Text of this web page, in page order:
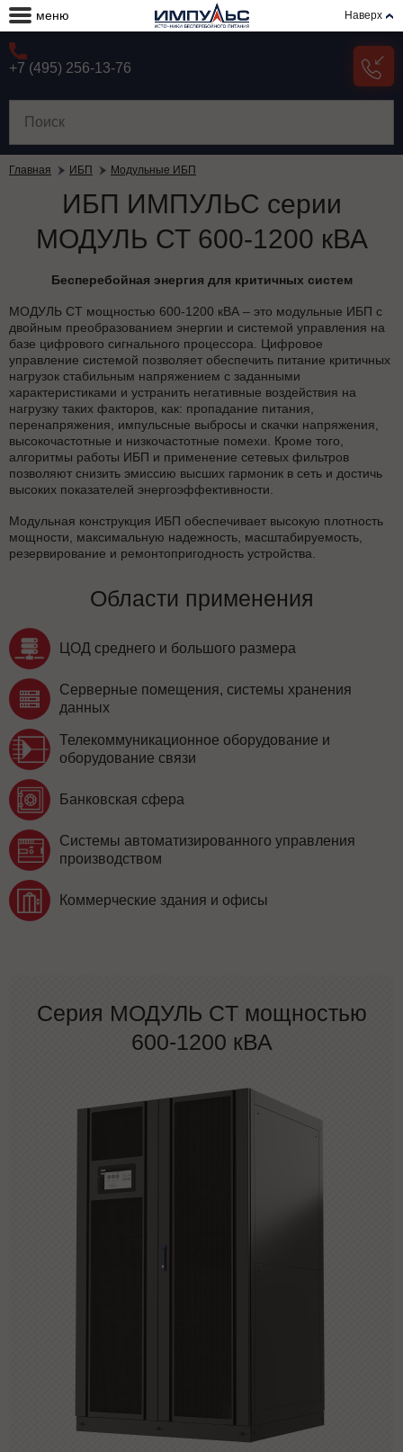
меню Наверх
+7 (495) 256-13-76
Главная ИБП Модульные ИБП
ИБП ИМПУЛЬС серии
МОДУЛЬ СТ 600-1200 кВА
Бесперебойная энергия для критичных систем
МОДУЛЬ СТ мощностью 600-1200 кВА – это модульные ИБП с
двойным преобразованием энергии и системой управления на
базе цифрового сигнального процессора. Цифровое
управление системой позволяет обеспечить питание критичных
нагрузок стабильным напряжением с заданными
характеристиками и устранить негативные воздействия на
нагрузку таких факторов, как: пропадание питания,
перенапряжения, импульсные выбросы и скачки напряжения,
высокочастотные и низкочастотные помехи. Кроме того,
алгоритмы работы ИБП и применение сетевых фильтров
позволяют снизить эмиссию высших гармоник в сеть и достичь
высоких показателей энергоэффективности.
Модульная конструкция ИБП обеспечивает высокую плотность
мощности, максимальную надежность, масштабируемость,
резервирование и ремонтопригодность устройства.
Области применения
ЦОД среднего и большого размера
Серверные помещения, системы хранения
данных
Телекоммуникационное оборудование и
оборудование связи
Банковская сфера
Системы автоматизированного управления
производством
Коммерческие здания и офисы
Серия МОДУЛЬ СT мощностью
600-1200 кВА